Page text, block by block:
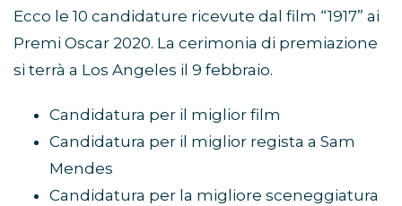
Ecco le 10 candidature ricevute dal film “1917” ai
Premi Oscar 2020. La cerimonia di premiazione
si terrà a Los Angeles il 9 febbraio.
Candidatura per il miglior film
Candidatura per il miglior regista a Sam
Mendes
Candidatura per la migliore sceneggiatura